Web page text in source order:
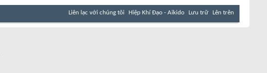
Liên lạc với chúng tôi Hiệp Khí Đạo - Aikido Lưu trữ Lên trên